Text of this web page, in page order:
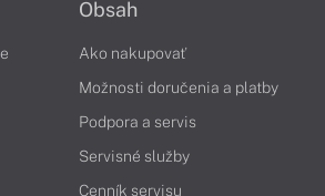
Obsah
Ako nakupovať
Možnosti doručenia a platby
Podpora a servis
Servisné služby
Cenník servisu